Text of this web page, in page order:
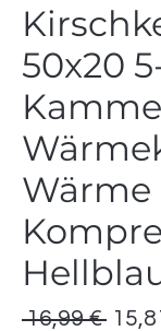
50x20
Wärme
16,99 €